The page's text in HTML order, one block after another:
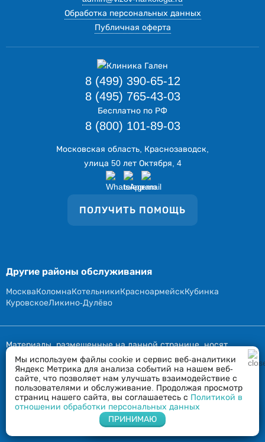
8 (499) 390-65-12
8 (495) 765-43-03
Бесплатно по РФ
8 (800) 101-89-03
ПОЛУЧИТЬ ПОМОЩЬ
Московская область, Краснозаводск,
улица 50 лет Октября, 4
Обработка персональных данных
Публичная оферта
Другие районы обслуживания
МоскваКоломнаКотельникиКрасноармейскКубинка
КуровскоеЛикино-Дулёво
Материалы, размещенные на данной странице, носят
информационный характер и предназначены для
образовательных целей. Посетители сайта не должны
использовать их в качестве медицинских рекомендаций.
Определение диагноза и выбор методики лечения остается
исключительной прерогативой вашего лечащего врача! Сайт
krasnozavodsk.vizov-narkologa.ru не несет ответственности за
Мы используем файлы cookie и сервис веб-аналитики
Яндекс Метрика для анализа событий на нашем веб-
сайте, что позволяет нам улучшать взаимодействие с
пользователями и обслуживание. Продолжая просмотр
страниц нашего сайта, вы соглашаетесь с Политикой в
отношении обработки персональных данных
ПРИНИМАЮ
Напишите нам в Whatsapp